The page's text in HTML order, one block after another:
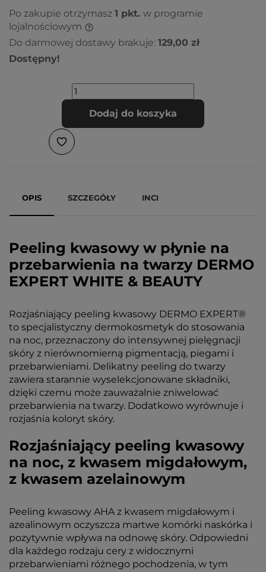
Po zakupie otrzymasz 1 pkt. w programie
lojalnościowym
Do darmowej dostawy brakuje: 129,00 zł
Dostępny!
Dodaj do koszyka
OPIS SZCZEGÓŁY INCI
Peeling kwasowy w płynie na
przebarwienia na twarzy DERMO
EXPERT WHITE & BEAUTY
Rozjaśniający peeling kwasowy DERMO EXPERT®
to specjalistyczny dermokosmetyk do stosowania
na noc, przeznaczony do intensywnej pielęgnacji
skóry z nierównomierną pigmentacją, piegami i
przebarwieniami. Delikatny peeling do twarzy
zawiera starannie wyselekcjonowane składniki,
dzięki czemu może zauważalnie zniwelować
przebarwienia na twarzy. Dodatkowo wyrównuje i
rozjaśnia koloryt skóry.
Rozjaśniający peeling kwasowy
na noc, z kwasem migdałowym,
z kwasem azelainowym
Peeling kwasowy AHA z kwasem migdałowym i
azealinowym oczyszcza martwe komórki naskórka i
pozytywnie wpływa na odnowę skóry. Odpowiedni
dla każdego rodzaju cery z widocznymi
przebarwieniami różnego pochodzenia, w tym